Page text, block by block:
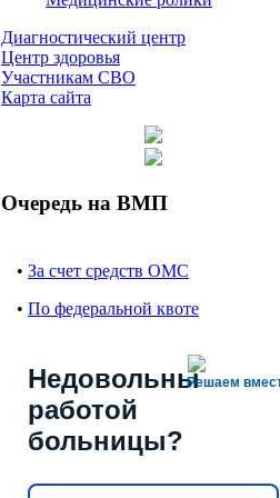
Диагностический центр
Центр здоровья
Участникам СВО
Карта сайта
Очередь на ВМП
• За счет средств ОМС
• По федеральной квоте
Решаем
Недовольны
работой
больницы?